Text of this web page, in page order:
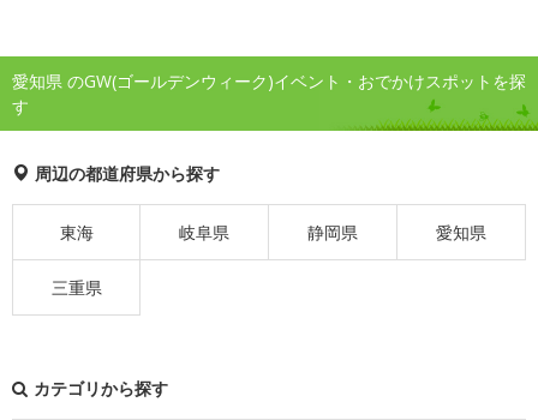
愛知県 のGW(ゴールデンウィーク)イベント・おでかけスポットを探
す
周辺の都道府県から探す
東海 岐阜県 静岡県 愛知県
三重県
カテゴリから探す